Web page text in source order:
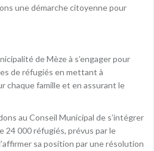
une démarche citoyenne pour
de Mèze à s’engager pour
de réfugiés en mettant à
chaque famille et en assurant le
au Conseil Municipal de s’intégrer
24 000 réfugiés, prévus par le
sa position par une résolution